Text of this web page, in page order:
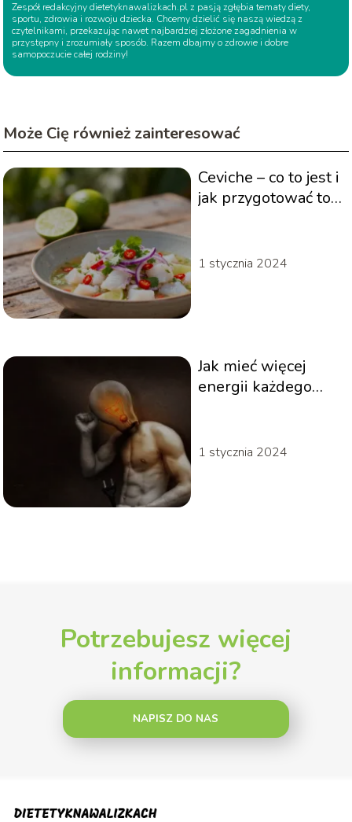
Zespół redakcyjny dietetyknawalizkach.pl z pasją zgłębia tematy diety,
sportu, zdrowia i rozwoju dziecka. Chcemy dzielić się naszą wiedzą z
czytelnikami, przekazując nawet najbardziej złożone zagadnienia w
przystępny i zrozumiały sposób. Razem dbajmy o zdrowie i dobre
samopoczucie całej rodziny!
Może Cię również zainteresować
Ceviche – co to jest i
jak przygotować to
1 stycznia 2024
Jak mieć więcej
energii każdego
1 stycznia 2024
Potrzebujesz więcej
informacji?
NAPISZ DO NAS